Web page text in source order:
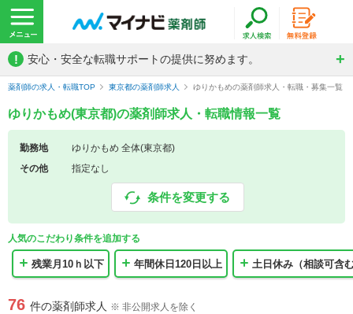
! 安心・安全な転職サポートの提供に努めます。
薬剤師の求人・転職TOP 東京都の薬剤師求人 ゆりかもめの薬剤師求人・転職・募集一覧
ゆりかもめ(東京都)の薬剤師求人・転職情報一覧
勤務地
ゆりかもめ 全体(東京都)
その他
指定なし
条件を変更する
人気のこだわり条件を追加する
残業月10ｈ以下 年間休日120日以上 土日休み（相談可含
76 件の薬剤師求人 ※ 非公開求人を除く